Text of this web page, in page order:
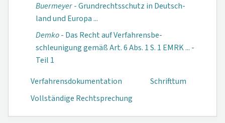
Buermeyer- Grundrechts­schutz in Deutsch­
land und Europa ...
Demko- Das Recht auf Verfahrensbe­
schleunigung ge­mäß Art. 6 Abs. 1 S. 1 EMRK ... -
Teil 1
Verfahrensdokumen­tation
Schrifttum
Vollständige Rechtsprechung